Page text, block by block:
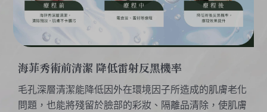
海菲秀術前清潔 降低雷射反黑機率
毛孔深層清潔能降低因外在環境因子所造成的肌膚老化
問題，也能將殘留於臉部的彩妝、隔離品清除，使肌膚